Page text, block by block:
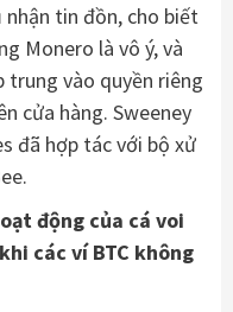
nhận tin đồn, cho biết
Monero là vô ý, và
trung vào quyền riêng
cửa hàng. Sweeney
đã hợp tác với bộ xử
động của cá voi
các ví BTC không